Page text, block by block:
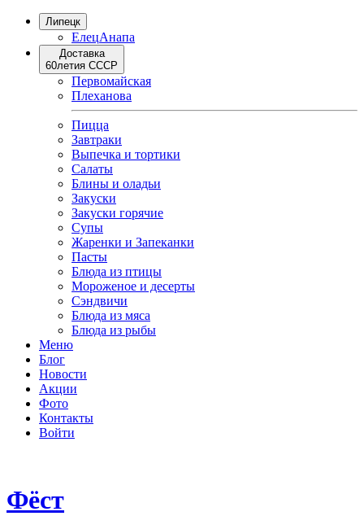
Липецк
ЕлецАнапа
Доставка
60летия СССР
Первомайская
Плеханова
Пицца
Завтраки
Выпечка и тортики
Салаты
Блины и оладьи
Закуски
Закуски горячие
Супы
Жаренки и Запеканки
Пасты
Блюда из птицы
Мороженое и десерты
Сэндвичи
Блюда из мяса
Блюда из рыбы
Меню
Блог
Новости
Акции
Фото
Контакты
Войти
Фёст